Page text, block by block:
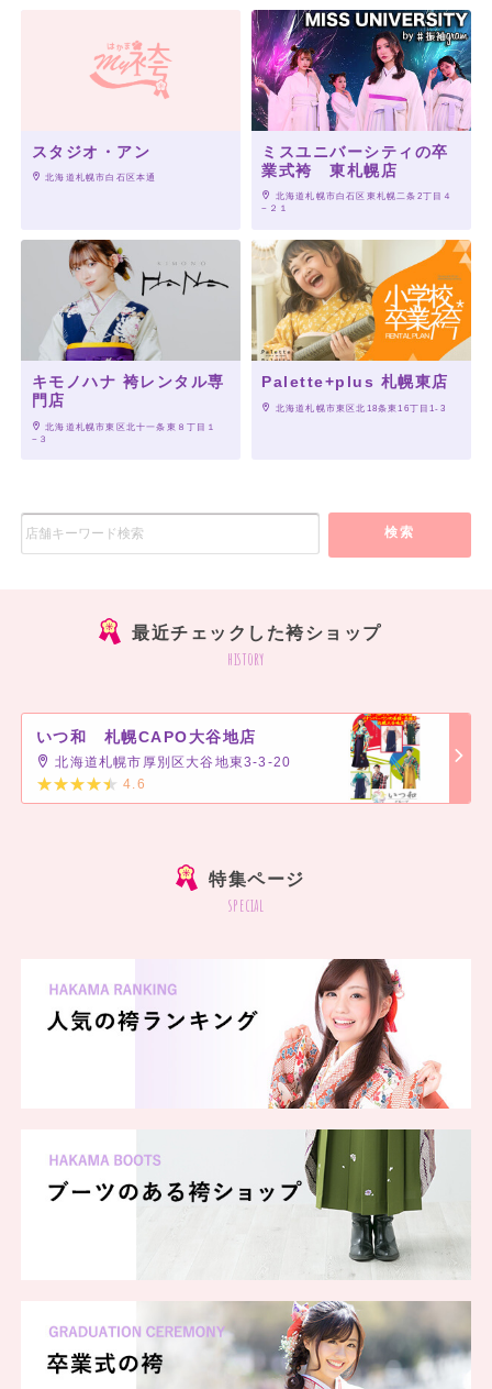
スタジオ・アン
北海道札幌市白石区本通
ミスユニバーシティの卒
業式袴 東札幌店
北海道札幌市白石区東札幌二条2丁目４
−２１
キモノハナ 袴レンタル専
門店
北海道札幌市東区北十一条東８丁目１
−３
Palette+plus 札幌東店
北海道札幌市東区北18条東16丁目1-3
検索
最近チェックした袴ショップ
history
いつ和 札幌CAPO大谷地店
北海道札幌市厚別区大谷地東3-3-20
4.6
特集ページ
special